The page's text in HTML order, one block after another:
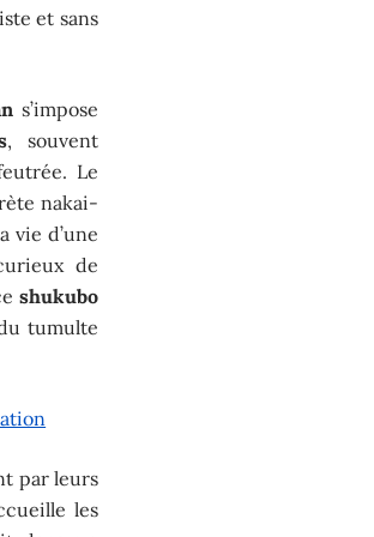
et sans
s’impose
, souvent
Le
nakai-
vie d’une
de
shukubo
tumulte
par leurs
les